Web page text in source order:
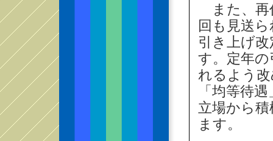
また、再
回も見送
引き上げ
す。定年
れるよう
「均等待
立場から
ます。